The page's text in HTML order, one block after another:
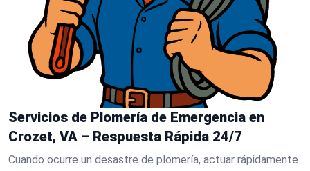
Servicios de Plomería de Emergencia en
Crozet, VA – Respuesta Rápida 24/7
Cuando ocurre un desastre de plomería, actuar rápidamente